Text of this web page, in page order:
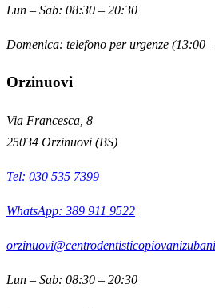
Lun – Sab: 08:30 – 20:30
Domenica: telefono per urgenze (13:00
Orzinuovi
Via Francesca, 8
25034 Orzinuovi (BS)
Tel: 030 535 7399
WhatsApp: 389 911 9522
Lun – Sab: 08:30 – 20:30